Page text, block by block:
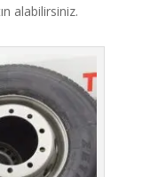
alabilirsiniz.